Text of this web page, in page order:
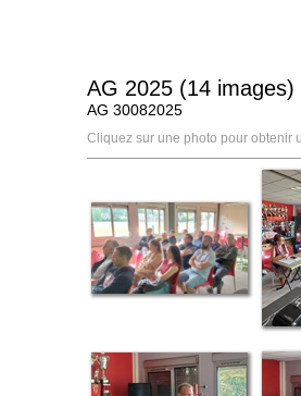
AG 2025 (14 images)
AG 30082025
Cliquez sur une photo pour obtenir